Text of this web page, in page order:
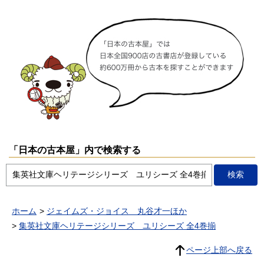
「日本の古本屋」内で検索する
ホーム
ジェイムズ・ジョイス 丸谷才一ほか
集英社文庫ヘリテージシリーズ ユリシーズ 全4巻揃
ページ上部へ戻る